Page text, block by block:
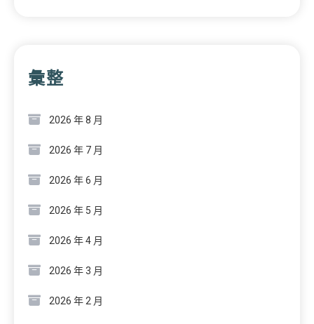
彙整
2026 年 8 月
2026 年 7 月
2026 年 6 月
2026 年 5 月
2026 年 4 月
2026 年 3 月
2026 年 2 月